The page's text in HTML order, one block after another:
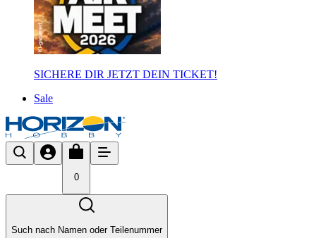
SICHERE DIR JETZT DEIN TICKET!
Sale
0
Such nach Namen oder Teilenummer